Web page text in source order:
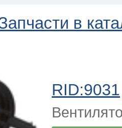
в
RID:9031